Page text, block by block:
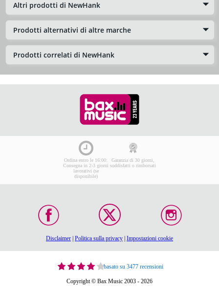
Altri prodotti di NewHank
Prodotti alternativi di altre marche
Prodotti correlati di NewHank
Ordina entro le 16:00:
Consegna in 2-3 giorni
lavorativi (se
disponibile)
Garanzia di 30 giorni,
soddisfatti o rimborsati
Disclaimer Politica sulla privacy Impostazioni cookie
basato su 3477 recensioni
Copyright © Bax Music 2003 - 2026